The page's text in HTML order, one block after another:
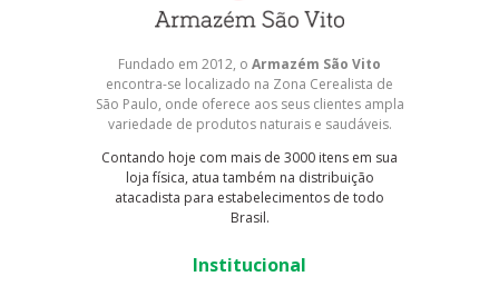
Fundado em 2012, o Armazém São Vito
encontra-se localizado na Zona Cerealista de
São Paulo, onde oferece aos seus clientes ampla
variedade de produtos naturais e saudáveis.
Contando hoje com mais de 3000 itens em sua
loja física, atua também na distribuição
atacadista para estabelecimentos de todo
Brasil.
Institucional